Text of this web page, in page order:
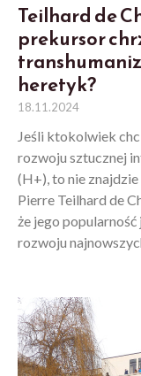
Teilhard de
prekursor
heretyk?
18.11.2024
Jeśli ktokolwiek
rozwoju sztucznej
(H+), to nie
Pierre Teilhard de
że jego
rozwoju